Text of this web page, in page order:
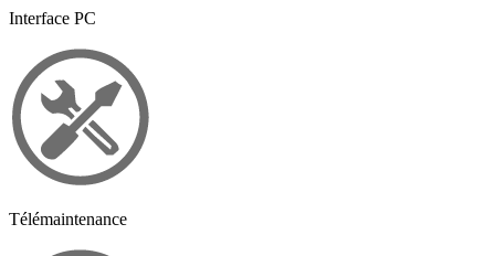
Interface PC
Télémaintenance